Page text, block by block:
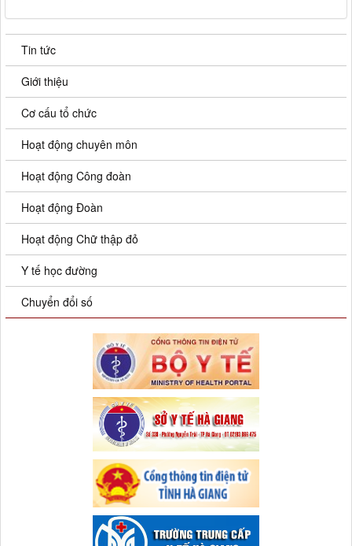
Tin tức
Giới thiệu
Cơ cấu tổ chức
Hoạt động chuyên môn
Hoạt động Công đoàn
Hoạt động Đoàn
Hoạt động Chữ thập đỏ
Y tế học đường
Chuyển đổi số